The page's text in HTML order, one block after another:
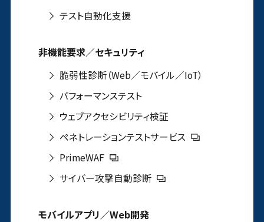
テスト自動化支援
非機能要求／セキュリティ
脆弱性診断（Web／モバイル／IoT）
パフォーマンステスト
ウェブアクセシビリティ検証
ペネトレーションテストサービス
PrimeWAF
サイバー攻撃自動診断
モバイルアプリ／Web開発